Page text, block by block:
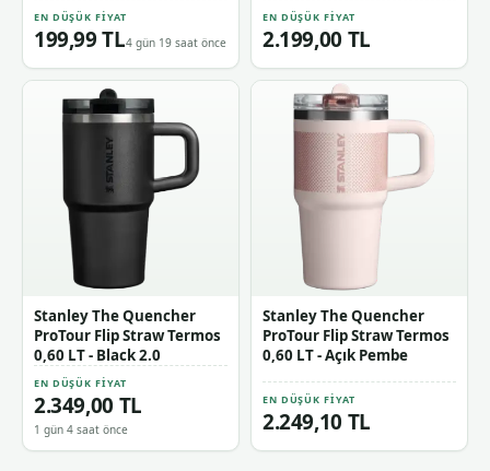
EN DÜŞÜK FIYAT
199,99 TL4 gün 19 saat önce
EN DÜŞÜK FIYAT
2.199,00 TL
Stanley The Quencher
ProTour Flip Straw Termos
0,60 LT - Black 2.0
EN DÜŞÜK FIYAT
2.349,00 TL
1 gün 4 saat önce
Stanley The Quencher
ProTour Flip Straw Termos
0,60 LT - Açık Pembe
EN DÜŞÜK FIYAT
2.249,10 TL